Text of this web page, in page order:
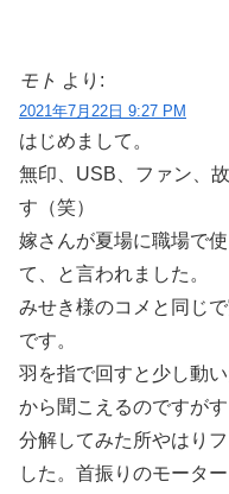
モト より:
2021年7月22日 9:27 PM
はじめまして。
無印、USB、ファン、
す（笑）
嫁さんが夏場に職場で
て、と言われました。
みせき様のコメと同じ
です。
羽を指で回すと少し動
から聞こえるのですがす
分解してみた所やはり
した。首振りのモータ